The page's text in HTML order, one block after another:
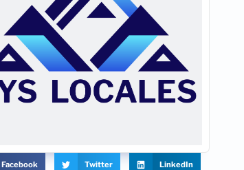
Facebook Twitter LinkedIn